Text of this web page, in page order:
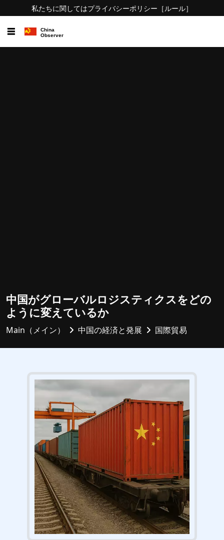
私たちに関してはプライバシーポリシー ［ルール］
☰
中国がグローバルロジスティクスをどの
ように変えているか
Main（メイン） 中国の経済と発展 国際貿易